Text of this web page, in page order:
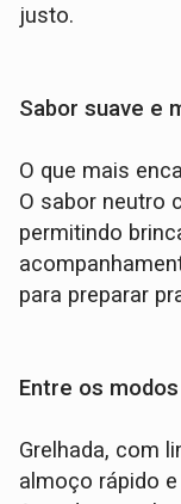
justo.
Sabor suave e
O que mais
O sabor neutro
permitindo
para preparar
Entre os
Grelhada, com
almoço rápido e